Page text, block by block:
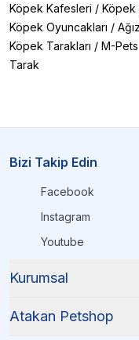
Köpek Kafesleri / Köpek
Köpek Oyuncakları /
Köpek Tarakları / M-Pets
Tarak
Bizi Takip Edin
Facebook
Instagram
Youtube
Kurumsal
Atakan Petshop